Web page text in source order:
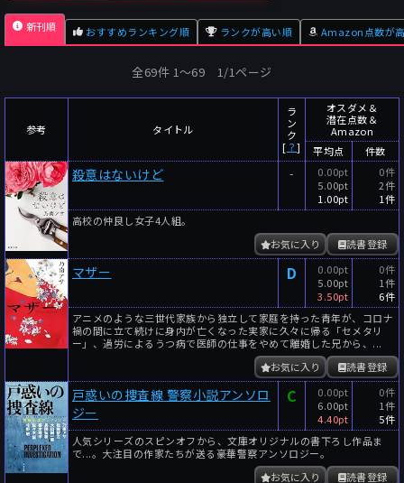
新刊順 おすすめランキング順 ランクが高い順 Amazon点数が
全69件 1〜69 1/1ページ
参考 タイトル
ラ
ン
ク
[ ？]
オスダメ＆
潜在点数＆
Amazon
平均点
件数
殺意はないけど -
0.00pt
5.00pt
1.00pt
0件
2件
1件
高校の仲良し女子4人組。
読書登録
お気に入り
マザー D
0.00pt
5.00pt
3.50pt
0件
1件
6件
アニメのような三世代家族から独立して家庭を持った青年が、コロナ
禍の間に立て続けに身内が亡くなった実家に久々に帰る「セメタリ
ー」、過労によるうつ病で医師の仕事をやめて離婚した兄から、...
読書登録
お気に入り
戸惑いの捜査線 警察小説アンソロ
ジー
C
0.00pt
6.00pt
4.40pt
0件
1件
5件
人気シリーズのスピンオフから、文庫オリジナルの書下ろし作品ま
で...。大注目の作家たちが送る豪華警察アンソロジー。
読書登録
お気に入り